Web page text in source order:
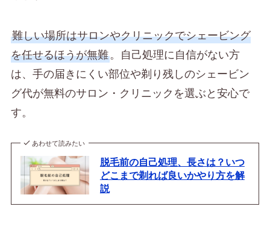
難しい場所はサロンやクリニックでシェービング
を任せるほうが無難。自己処理に自信がない方
は、手の届きにくい部位や剃り残しのシェービン
グ代が無料のサロン・クリニックを選ぶと安心で
す。
あわせて読みたい
脱毛前の自己処理、長さは？いつ
どこまで剃れば良いかやり方を解
説